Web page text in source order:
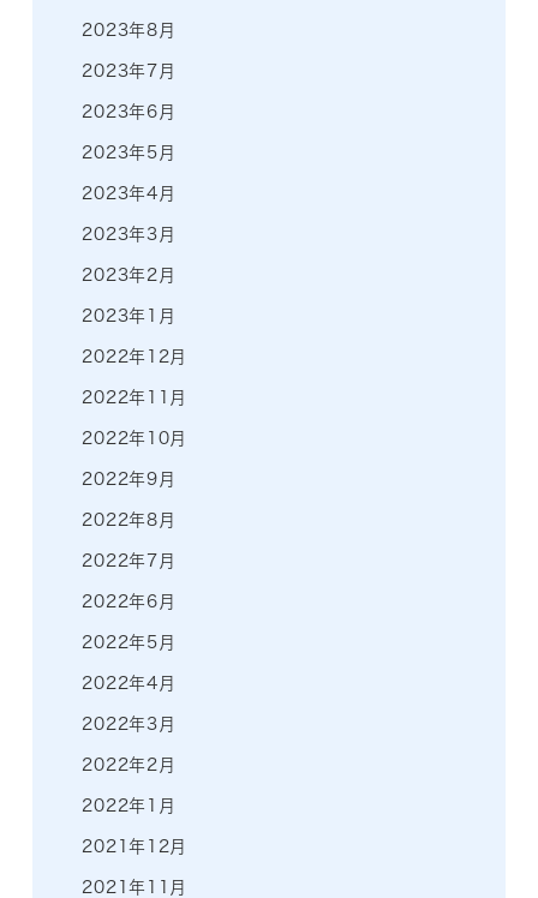
2023年8月
2023年7月
2023年6月
2023年5月
2023年4月
2023年3月
2023年2月
2023年1月
2022年12月
2022年11月
2022年10月
2022年9月
2022年8月
2022年7月
2022年6月
2022年5月
2022年4月
2022年3月
2022年2月
2022年1月
2021年12月
2021年11月